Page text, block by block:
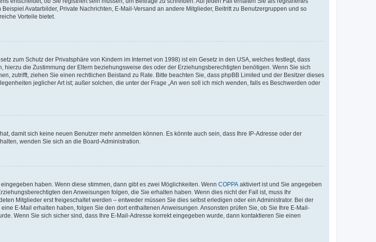
Avatarbilder, Private Nachrichten, E-Mail-Versand an andere Mitglieder, Beitritt zu Benutzergruppen und so
Vorteile bietet.
zum Schutz der Privatsphäre von Kindern im Internet von 1998) ist ein Gesetz in den USA, welches festlegt, dass
die Zustimmung der Eltern beziehungsweise des oder der Erziehungsberechtigten benötigen. Wenn Sie sich
zutrifft, ziehen Sie einen rechtlichen Beistand zu Rate. Bitte beachten Sie, dass phpBB Limited und der Besitzer dieses
jeglicher Art ist; außer solchen, die unter der Frage „An wen soll ich mich wenden, falls es Beschwerden oder
damit sich keine neuen Benutzer mehr anmelden können. Es könnte auch sein, dass Ihre IP-Adresse oder der
wenden Sie sich an die Board-Administration.
haben. Wenn diese stimmen, dann gibt es zwei Möglichkeiten. Wenn COPPA aktiviert ist und Sie angegeben
den Anweisungen folgen, die Sie erhalten haben. Wenn dies nicht der Fall ist, muss Ihr
Mitglieder erst freigeschaltet werden – entweder müssen Sie dies selbst erledigen oder ein Administrator. Bei der
E-Mail erhalten haben, folgen Sie den dort enthaltenen Anweisungen. Ansonsten prüfen Sie, ob Sie Ihre E-Mail-
Wenn Sie sich sicher sind, dass Ihre E-Mail-Adresse korrekt eingegeben wurde, dann kontaktieren Sie einen